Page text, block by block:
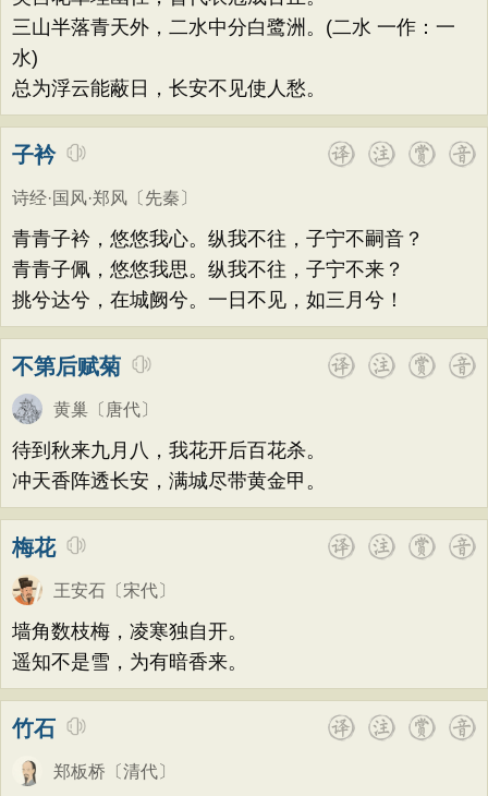
三山半落青天外，二水中分白鹭洲。(二水 一作：一
水)
总为浮云能蔽日，长安不见使人愁。
子衿
诗经·国风·郑风 〔先秦〕
青青子衿，悠悠我心。纵我不往，子宁不嗣音？
青青子佩，悠悠我思。纵我不往，子宁不来？
挑兮达兮，在城阙兮。一日不见，如三月兮！
不第后赋菊
黄巢 〔唐代〕
待到秋来九月八，我花开后百花杀。
冲天香阵透长安，满城尽带黄金甲。
梅花
王安石 〔宋代〕
墙角数枝梅，凌寒独自开。
遥知不是雪，为有暗香来。
竹石
郑板桥 〔清代〕